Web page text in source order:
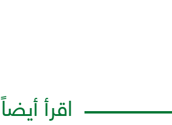
اقرأ أيضاً